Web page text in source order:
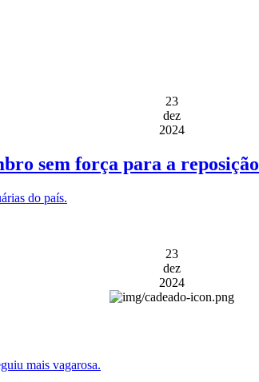
23
dez
2024
sem força para a reposição
do país.
23
dez
2024
mais vagarosa.